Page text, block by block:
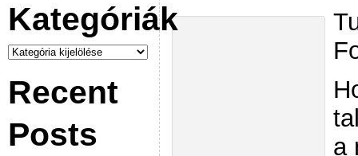
Kategóriák
Kategóriák
Recent
Posts
a